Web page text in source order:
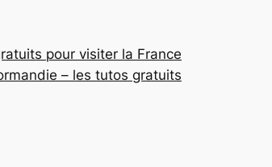
pour visiter la France
– les tutos gratuits